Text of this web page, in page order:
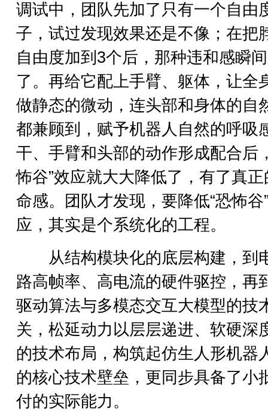
调试中，团队先加了只有一个自由
子，试过发现效果还是不像；在把
自由度加到3个后，那种违和感瞬
了。再给它配上手臂、躯体，让全
做静态的微动，连头部和身体的自
都兼顾到，赋予机器人自然的呼吸
干、手臂和头部的动作形成配合后
怖谷”效应就大大降低了，有了真
命感。团队才发现，要降低“恐怖谷
应，其实是个系统化的工程。
从结构模块化的底层构建，到
路高帧率、高电流的硬件驱控，再
驱动算法与多模态交互大模型的技
关，松延动力以层层递进、软硬深
的技术布局，构筑起仿生人形机器
的核心技术壁垒，更同步具备了小
付的实际能力。